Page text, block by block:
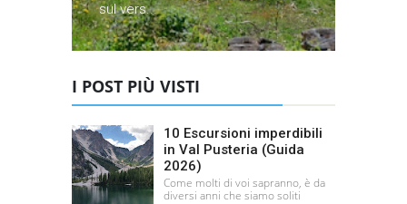
sul vers...
I POST PIÙ VISTI
10 Escursioni imperdibili
in Val Pusteria (Guida
2026)
Come molti di voi sapranno, è da
diversi anni che siamo soliti